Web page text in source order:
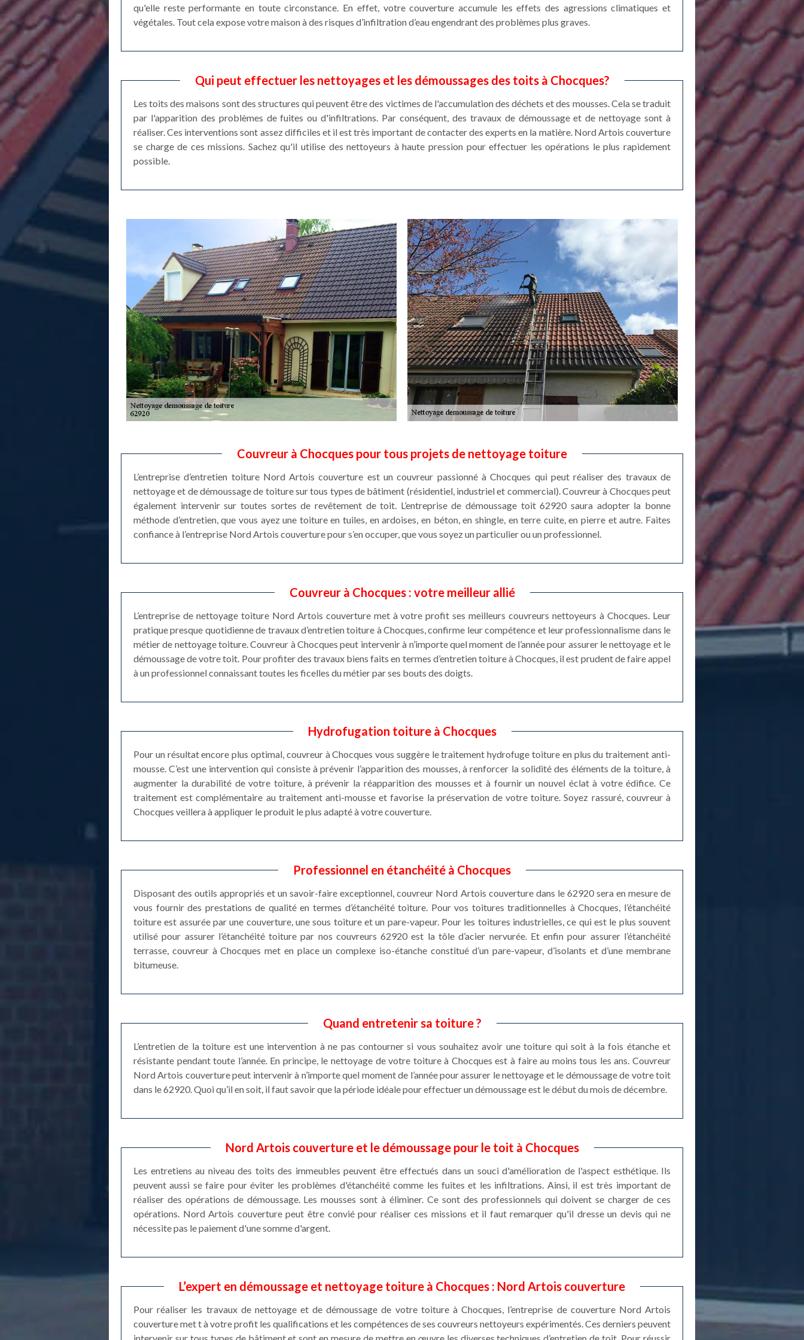
qu'elle reste performante en toute circonstance. En effet, votre couverture accumule les effets des agressions climatiques et
végétales. Tout cela expose votre maison à des risques d’infiltration d’eau engendrant des problèmes plus graves.
Qui peut effectuer les nettoyages et les démoussages des toits à Chocques?
Les toits des maisons sont des structures qui peuvent être des victimes de l'accumulation des déchets et des mousses. Cela se traduit
par l'apparition des problèmes de fuites ou d'infiltrations. Par conséquent, des travaux de démoussage et de nettoyage sont à
réaliser. Ces interventions sont assez difficiles et il est très important de contacter des experts en la matière. Nord Artois couverture
se charge de ces missions. Sachez qu'il utilise des nettoyeurs à haute pression pour effectuer les opérations le plus rapidement
possible.
Couvreur à Chocques pour tous projets de nettoyage toiture
L’entreprise d’entretien toiture Nord Artois couverture est un couvreur passionné à Chocques qui peut réaliser des travaux de
nettoyage et de démoussage de toiture sur tous types de bâtiment (résidentiel, industriel et commercial). Couvreur à Chocques peut
également intervenir sur toutes sortes de revêtement de toit. L’entreprise de démoussage toit 62920 saura adopter la bonne
méthode d’entretien, que vous ayez une toiture en tuiles, en ardoises, en béton, en shingle, en terre cuite, en pierre et autre. Faites
confiance à l’entreprise Nord Artois couverture pour s’en occuper, que vous soyez un particulier ou un professionnel.
Couvreur à Chocques : votre meilleur allié
L’entreprise de nettoyage toiture Nord Artois couverture met à votre profit ses meilleurs couvreurs nettoyeurs à Chocques. Leur
pratique presque quotidienne de travaux d’entretien toiture à Chocques, confirme leur compétence et leur professionnalisme dans le
métier de nettoyage toiture. Couvreur à Chocques peut intervenir à n’importe quel moment de l’année pour assurer le nettoyage et le
démoussage de votre toit. Pour profiter des travaux biens faits en termes d’entretien toiture à Chocques, il est prudent de faire appel
à un professionnel connaissant toutes les ficelles du métier par ses bouts des doigts.
Hydrofugation toiture à Chocques
Pour un résultat encore plus optimal, couvreur à Chocques vous suggère le traitement hydrofuge toiture en plus du traitement anti-
mousse. C’est une intervention qui consiste à prévenir l’apparition des mousses, à renforcer la solidité des éléments de la toiture, à
augmenter la durabilité de votre toiture, à prévenir la réapparition des mousses et à fournir un nouvel éclat à votre édifice. Ce
traitement est complémentaire au traitement anti-mousse et favorise la préservation de votre toiture. Soyez rassuré, couvreur à
Chocques veillera à appliquer le produit le plus adapté à votre couverture.
Professionnel en étanchéité à Chocques
Disposant des outils appropriés et un savoir-faire exceptionnel, couvreur Nord Artois couverture dans le 62920 sera en mesure de
vous fournir des prestations de qualité en termes d’étanchéité toiture. Pour vos toitures traditionnelles à Chocques, l’étanchéité
toiture est assurée par une couverture, une sous toiture et un pare-vapeur. Pour les toitures industrielles, ce qui est le plus souvent
utilisé pour assurer l’étanchéité toiture par nos couvreurs 62920 est la tôle d’acier nervurée. Et enfin pour assurer l’étanchéité
terrasse, couvreur à Chocques met en place un complexe iso-étanche constitué d’un pare-vapeur, d’isolants et d’une membrane
bitumeuse.
Quand entretenir sa toiture ?
L’entretien de la toiture est une intervention à ne pas contourner si vous souhaitez avoir une toiture qui soit à la fois étanche et
résistante pendant toute l’année. En principe, le nettoyage de votre toiture à Chocques est à faire au moins tous les ans. Couvreur
Nord Artois couverture peut intervenir à n’importe quel moment de l’année pour assurer le nettoyage et le démoussage de votre toit
dans le 62920. Quoi qu’il en soit, il faut savoir que la période idéale pour effectuer un démoussage est le début du mois de décembre.
Nord Artois couverture et le démoussage pour le toit à Chocques
Les entretiens au niveau des toits des immeubles peuvent être effectués dans un souci d'amélioration de l'aspect esthétique. Ils
peuvent aussi se faire pour éviter les problèmes d'étanchéité comme les fuites et les infiltrations. Ainsi, il est très important de
réaliser des opérations de démoussage. Les mousses sont à éliminer. Ce sont des professionnels qui doivent se charger de ces
opérations. Nord Artois couverture peut être convié pour réaliser ces missions et il faut remarquer qu'il dresse un devis qui ne
nécessite pas le paiement d'une somme d'argent.
L’expert en démoussage et nettoyage toiture à Chocques : Nord Artois couverture
Pour réaliser les travaux de nettoyage et de démoussage de votre toiture à Chocques, l’entreprise de couverture Nord Artois
couverture met t à votre profit les qualifications et les compétences de ses couvreurs nettoyeurs expérimentés. Ces derniers peuvent